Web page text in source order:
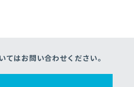
てはお問い合わせください。